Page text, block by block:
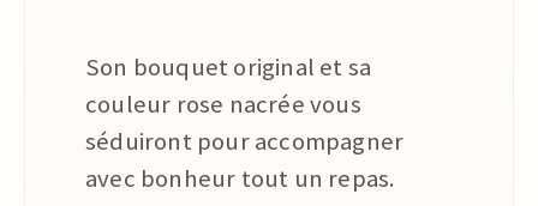
Son bouquet original et sa
couleur rose nacrée vous
séduiront pour accompagner
avec bonheur tout un repas.